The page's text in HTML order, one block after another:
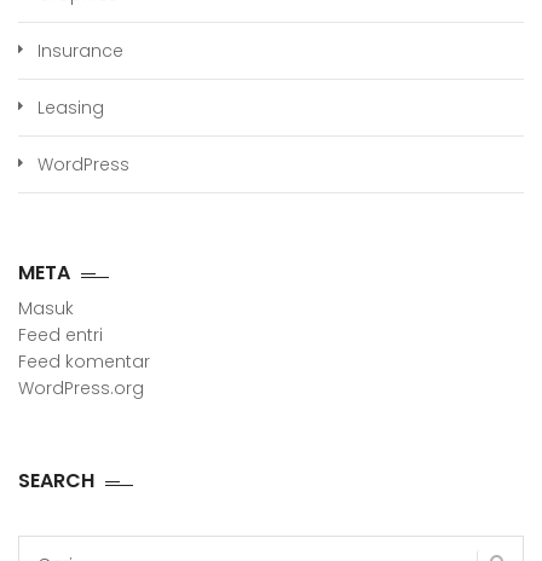
Insurance
Leasing
WordPress
META
Masuk
Feed entri
Feed komentar
WordPress.org
SEARCH